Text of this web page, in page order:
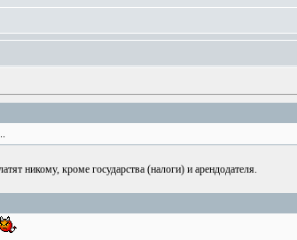
никому, кроме государства (налоги) и арендодателя.